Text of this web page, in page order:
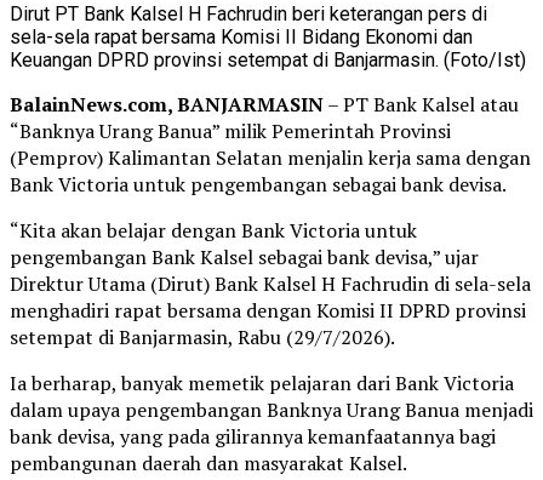
Dirut PT Bank Kalsel H Fachrudin beri keterangan pers di
sela-sela rapat bersama Komisi II Bidang Ekonomi dan
Keuangan DPRD provinsi setempat di Banjarmasin. (Foto/Ist)
BalainNews.com, BANJARMASIN– PT Bank Kalsel atau
“Banknya Urang Banua” milik Pemerintah Provinsi
(Pemprov) Kalimantan Selatan menjalin kerja sama dengan
Bank Victoria untuk pengembangan sebagai bank devisa.
“Kita akan belajar dengan Bank Victoria untuk
pengembangan Bank Kalsel sebagai bank devisa,” ujar
Direktur Utama (Dirut) Bank Kalsel H Fachrudin di sela-sela
menghadiri rapat bersama dengan Komisi II DPRD provinsi
setempat di Banjarmasin, Rabu (29/7/2026).
Ia berharap, banyak memetik pelajaran dari Bank Victoria
dalam upaya pengembangan Banknya Urang Banua menjadi
bank devisa, yang pada gilirannya kemanfaatannya bagi
pembangunan daerah dan masyarakat Kalsel.